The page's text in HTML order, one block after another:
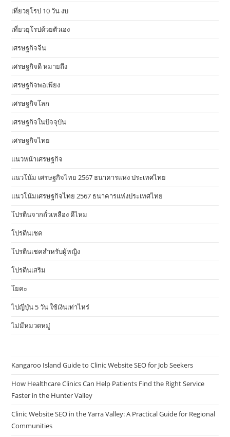
เที่ยวยุโรป 10 วัน งบ
เที่ยวยุโรปด้วยตัวเอง
เศรษฐกิจจีน
เศรษฐกิจดี หมายถึง
เศรษฐกิจพอเพียง
เศรษฐกิจโลก
เศรษฐกิจในปัจจุบัน
เศรษฐกิจไทย
แนวหน้าเศรษฐกิจ
แนวโน้ม เศรษฐกิจไทย 2567 ธนาคารแห่ง ประเทศไทย
แนวโน้มเศรษฐกิจไทย 2567 ธนาคารแห่งประเทศไทย
โปรตีนจากถั่วเหลือง ดีไหม
โปรตีนเชค
โปรตีนเชคสำหรับผู้หญิง
โปรตีนเสริม
โยคะ
ไปญี่ปุ่น 5 วัน ใช้เงินเท่าไหร่
ไม่มีหมวดหมู่
Kangaroo Island Guide to Clinic Website SEO for Job Seekers
How Healthcare Clinics Can Help Patients Find the Right Service
Faster in the Hunter Valley
Clinic Website SEO in the Yarra Valley: A Practical Guide for Regional
Communities